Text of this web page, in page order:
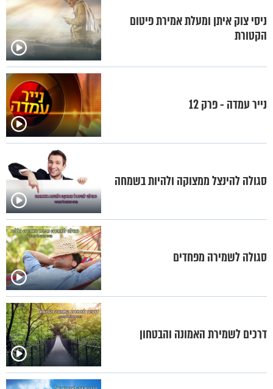
ניסי צוק איתן ומעלת אמירת פיטום
הקטורת
נייר עמדה - פרק 12
סגולה להינצל ממצוקה ולהיות בשמחה
סגולה לשמירה מפחדים
דרכים לשמירת האמונה והבטחון